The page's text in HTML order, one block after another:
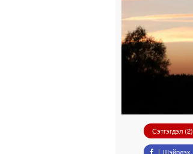
Сэтгэгдэл (2)
Шэйрлэх